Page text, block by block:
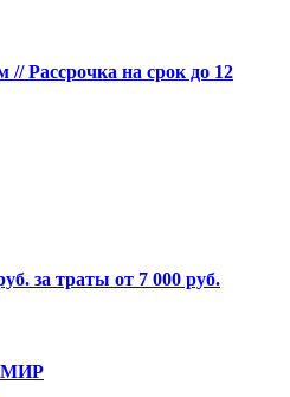
Рассрочка на срок до 12
за траты от 7 000 руб.
МИР